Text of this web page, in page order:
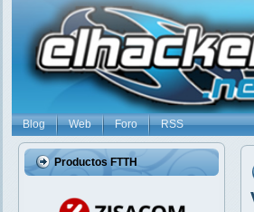
Blog Web Foro RSS
Productos FTTH